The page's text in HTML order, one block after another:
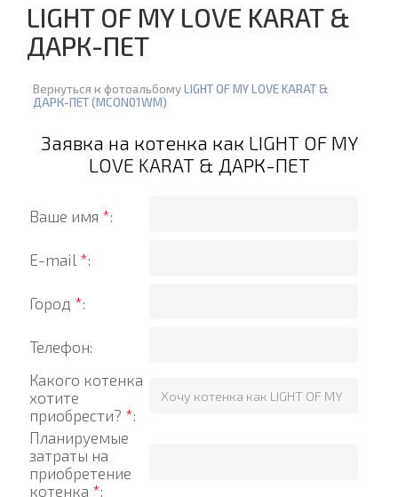
LIGHT OF MY LOVE KARAT &
ДАРК-ПЕТ
Вернуться к фотоальбомуLIGHT OF MY LOVE KARAT &
ДАРК-ПЕТ (MCON01WM)
Заявка на котенка как LIGHT OF MY
LOVE KARAT & ДАРК-ПЕТ
Ваше имя *:
E-mail *:
Город *:
Телефон:
Какого котенка
хотите
приобрести? *:
Планируемые
затраты на
приобретение
котенка *: